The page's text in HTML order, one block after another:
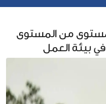
من المستوى
بيئة العمل